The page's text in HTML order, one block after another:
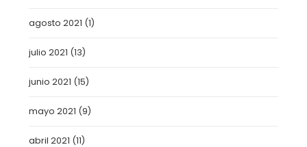
agosto 2021 (1)
julio 2021 (13)
junio 2021 (15)
mayo 2021 (9)
abril 2021 (11)